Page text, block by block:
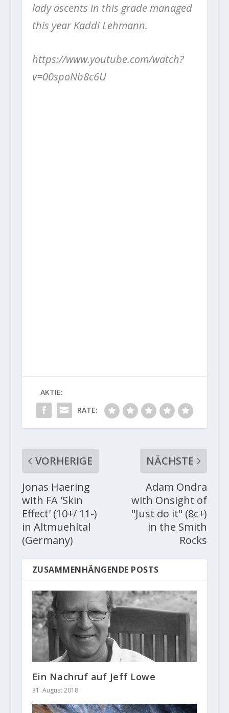
lady ascents in this grade managed
this year Kaddi Lehmann.
https://www.youtube.com/watch?
v=00spoNb8c6U
AKTIE:
RATE:
VORHERIGE
Jonas Haering
with FA 'Skin
Effect' (10+/ 11-)
in Altmuehltal
(Germany)
NÄCHSTE
Adam Ondra
with Onsight of
"Just do it" (8c+)
in the Smith
Rocks
ZUSAMMENHÄNGENDE POSTS
Ein Nachruf auf Jeff Lowe
31. August 2018